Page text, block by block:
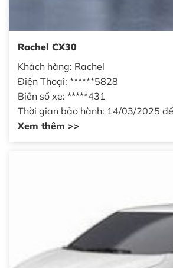
Rachel CX30
Khách hàng: Rachel
Điện Thoại: ******5828
Biển số xe: *****431
Thời gian bảo hành: 14/03/2025
Xem thêm >>